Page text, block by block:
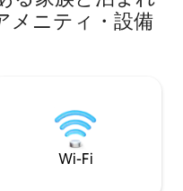
き
パティ
設定
イズ
ムが
枚）、洗濯機・乾
ー、共用の屋根
薄型スマートテレ
ペース。 リラックスできる森の景色を望
む共用の裏庭（一
ットOKです！
メニティ・設備
Wi-Fi